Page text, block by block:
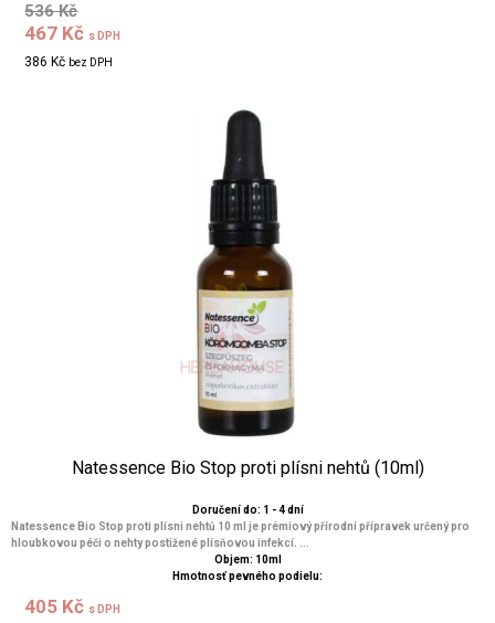
536 Kč
467 Kč s DPH
386 Kč bez DPH
Natessence Bio Stop proti plísni nehtů (10ml)
Doručení do: 1 - 4 dní
Natessence Bio Stop proti plísni nehtů 10 ml je prémiový přírodní přípravek určený pro
hloubkovou péči o nehty postižené plísňovou infekcí. ...
Objem: 10ml
Hmotnosť pevného podielu:
405 Kč s DPH